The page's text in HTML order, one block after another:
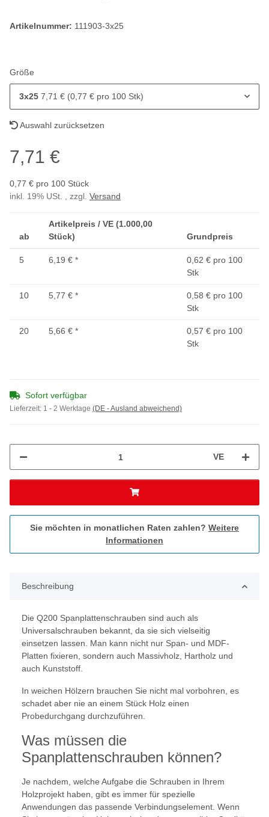
Artikelnummer: 111903-3x25
Größe
3x25 7,71 € (0,77 € pro 100 Stk)
Auswahl zurücksetzen
7,71 €
0,77 € pro 100 Stück
inkl. 19% USt. , zzgl. Versand
ab
Artikelpreis / VE (1.000,00
Stück)
Grundpreis
5 6,19 € *
0,62 € pro 100
Stk
10 5,77 € *
0,58 € pro 100
Stk
20 5,66 € *
0,57 € pro 100
Stk
Sofort verfügbar
Lieferzeit: 1 - 2 Werktage (DE - Ausland abweichend)
VE
Sie möchten in monatlichen Raten zahlen? Weitere
Informationen
Beschreibung
Die Q200 Spanplattenschrauben sind auch als
Universalschrauben bekannt, da sie sich vielseitig
einsetzen lassen. Man kann nicht nur Span- und MDF-
Platten fixieren, sondern auch Massivholz, Hartholz und
auch Kunststoff.
In weichen Hölzern brauchen Sie nicht mal vorbohren, es
schadet aber nie an einem Stück Holz einen
Probedurchgang durchzuführen.
Was müssen die
Spanplattenschrauben können?
Je nachdem, welche Aufgabe die Schrauben in Ihrem
Holzprojekt haben, gibt es immer für spezielle
Anwendungen das passende Verbindungselement. Wenn